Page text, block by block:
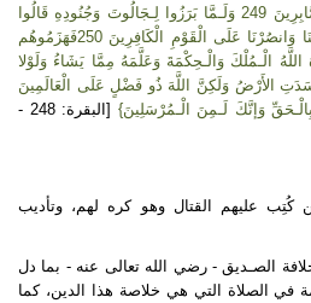
فِئَةً كَثِيرَةً بِإذْنِ اللَّهِ وَاللَّهُ مَعَ الصَّابِرِينَ 249 وَلَـمَّا بَرَزُوا لِـجَالُوتَ وَجُنُودِهِ قَالُوا
رَبَّنَا أَفْرِغْ عَلَيْنَا صَبْراً وَثَبِّتْ أَقْدَامَنَا وَانصُرْنَا عَلَى الْقَوْمِ الْكَافِرِينَ 250فَهَزَمُوهُم
الْـمُلْكَ وَالْـحِكْمَةَ وَعَلَّمَهُ مِمَّا يَشَاءُ وَلَوْلا
الأَرْضُ وَلَكِنَّ اللَّهَ ذُو فَضْلٍ عَلَى الْعَالَمِينَ
[البقرة: 248 -
كُتِب عليهم القتال وهو كره لهم، وتأديب
الصـديق - رضي الله تعالى عنه - بما دل
في الصلاة التي هي خلاصة هذا الدين، كما